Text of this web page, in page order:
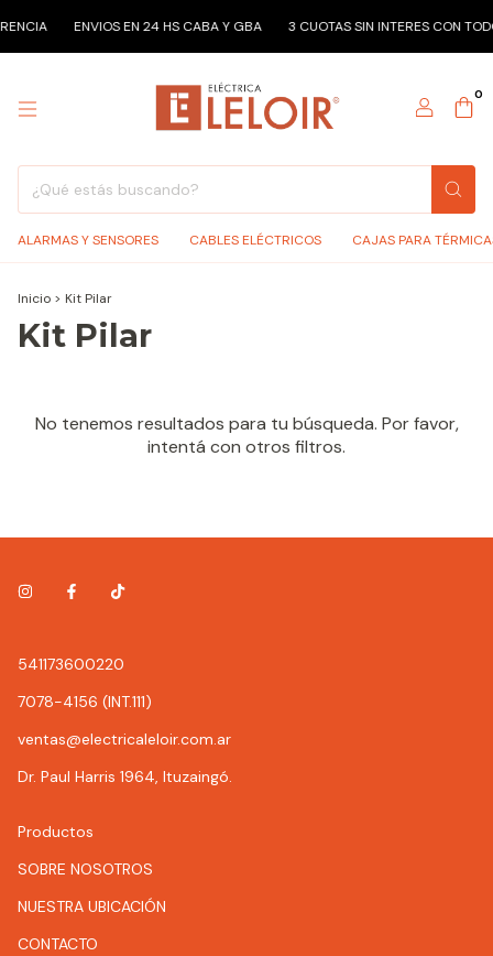
ENVIOS EN 24 HS CABA Y GBA 3 CUOTAS SIN INTERES CON
0
ALARMAS Y SENSORES CABLES ELÉCTRICOS CAJAS PARA
Inicio > Kit Pilar
Kit Pilar
No tenemos resultados para tu búsqueda. Por favor,
intentá con otros filtros.
541173600220
7078-4156 (INT.111)
ventas@electricaleloir.com.ar
Dr. Paul Harris 1964, Ituzaingó.
Productos
SOBRE NOSOTROS
NUESTRA UBICACIÓN
CONTACTO